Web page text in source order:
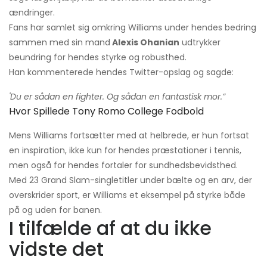
ændringer.
Fans har samlet sig omkring Williams under hendes bedring
sammen med sin mand Alexis Ohanian udtrykker
beundring for hendes styrke og robusthed.
Han kommenterede hendes Twitter-opslag og sagde:
'Du er sådan en fighter. Og sådan en fantastisk mor.”
Hvor Spillede Tony Romo College Fodbold
Mens Williams fortsætter med at helbrede, er hun fortsat
en inspiration, ikke kun for hendes præstationer i tennis,
men også for hendes fortaler for sundhedsbevidsthed.
Med 23 Grand Slam-singletitler under bælte og en arv, der
overskrider sport, er Williams et eksempel på styrke både
på og uden for banen.
I tilfælde af at du ikke
vidste det